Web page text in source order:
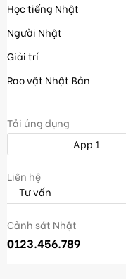
Học tiếng Nhật
Người Nhật
Giải trí
Rao vặt Nhật Bản
Tải ứng dụng
App 1
Liên hệ
Tư vấn
Cảnh sát Nhật
0123.456.789